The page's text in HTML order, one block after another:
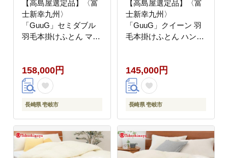
【高島屋選定品】〈富
士新幸九州〉
「GuuG」セミダブル
羽毛本掛けふとん マザ
羽毛布団 本掛け
[JFJ035] 200000
200000円 20万円
158,000円
長崎県 壱岐市
【高島屋選定品】〈富
士新幸九州〉
「GuuG」クイーン 羽
毛本掛けふとん ハンガ
毛 布団 本掛け
[JFJ052] 羽毛布団
100000 100000円 10万
円
145,000円
長崎県 壱岐市